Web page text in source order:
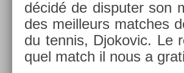
décidé de dis­put­er son
des meil­leurs matches
du ten­nis, Djokovic. Le
quel match il nous a